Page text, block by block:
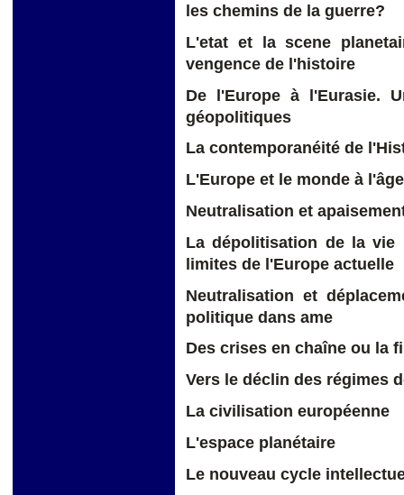
les chemins de la guerre?
L'etat et la scene
vengence de l'histoire
De l'Europe à l'Eurasie.
géopolitiques
La contemporanéité de
L'Europe et le monde à
Neutralisation et
La dépolitisation de la vie
limites de l'Europe actuelle
Neutralisation et
politique dans ame
Des crises en chaîne ou la
Vers le déclin des régimes
La civilisation européenne
L'espace planétaire
Le nouveau cycle